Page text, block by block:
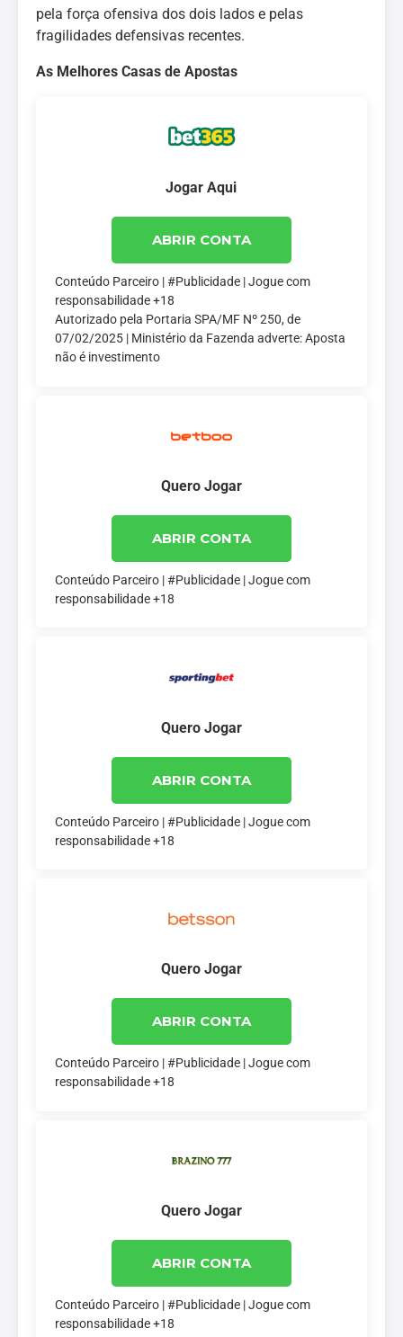
pela força ofensiva dos dois lados e pelas
fragilidades defensivas recentes.
As Melhores Casas de Apostas
Jogar Aqui
ABRIR CONTA
Conteúdo Parceiro | #Publicidade | Jogue com
responsabilidade +18
Autorizado pela Portaria SPA/MF Nº 250, de
07/02/2025 | Ministério da Fazenda adverte: Aposta
não é investimento
Quero Jogar
ABRIR CONTA
Conteúdo Parceiro | #Publicidade | Jogue com
responsabilidade +18
Quero Jogar
ABRIR CONTA
Conteúdo Parceiro | #Publicidade | Jogue com
responsabilidade +18
Quero Jogar
ABRIR CONTA
Conteúdo Parceiro | #Publicidade | Jogue com
responsabilidade +18
Quero Jogar
ABRIR CONTA
Conteúdo Parceiro | #Publicidade | Jogue com
responsabilidade +18